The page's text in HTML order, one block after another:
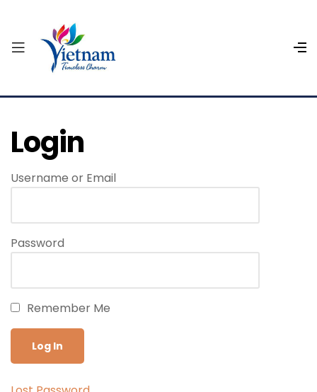
Login
Username or Email
Password
Remember Me